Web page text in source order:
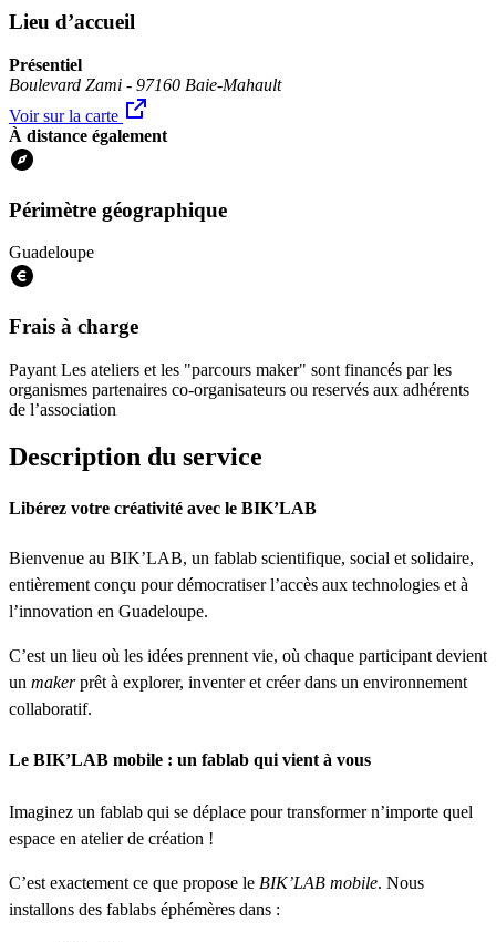
Lieu d’accueil
Présentiel
Boulevard Zami - 97160 Baie-Mahault
Voir sur la carte
À distance également
Périmètre géographique
Guadeloupe
Frais à charge
Payant Les ateliers et les "parcours maker" sont financés par les
organismes partenaires co-organisateurs ou reservés aux adhérents
de l’association
Description du service
Libérez votre créativité avec le BIK’LAB
Bienvenue au BIK’LAB, un fablab scientifique, social et solidaire,
entièrement conçu pour démocratiser l’accès aux technologies et à
l’innovation en Guadeloupe.
C’est un lieu où les idées prennent vie, où chaque participant devient
un makerprêt à explorer, inventer et créer dans un environnement
collaboratif.
Le BIK’LAB mobile : un fablab qui vient à vous
Imaginez un fablab qui se déplace pour transformer n’importe quel
espace en atelier de création !
C’est exactement ce que propose le BIK’LAB mobile. Nous
installons des fablabs éphémères dans :